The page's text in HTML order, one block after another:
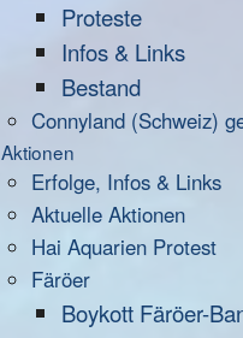
Proteste
Infos & Links
Bestand
Connyland (Schweiz)
Aktionen
Erfolge, Infos & Links
Aktuelle Aktionen
Hai Aquarien Protest
Färöer
Boykott Färöer-